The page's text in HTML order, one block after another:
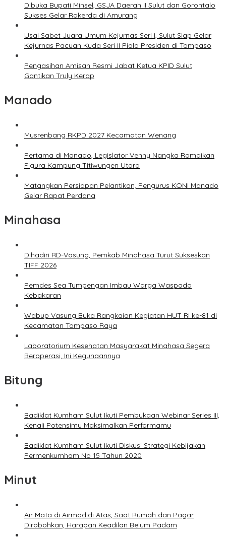
Dibuka Bupati Minsel, GSJA Daerah II Sulut dan Gorontalo
Sukses Gelar Rakerda di Amurang
Usai Sabet Juara Umum Kejurnas Seri I, Sulut Siap Gelar
Kejurnas Pacuan Kuda Seri II Piala Presiden di Tompaso
Pengasihan Amisan Resmi Jabat Ketua KPID Sulut
Gantikan Truly Kerap
Manado
Musrenbang RKPD 2027 Kecamatan Wenang
Pertama di Manado, Legislator Venny Nangka Ramaikan
Figura Kampung Titiwungen Utara
Matangkan Persiapan Pelantikan, Pengurus KONI Manado
Gelar Rapat Perdana
Minahasa
Dihadiri RD-Vasung, Pemkab Minahasa Turut Sukseskan
TIFF 2026
Pemdes Sea Tumpengan Imbau Warga Waspada
Kebakaran
Wabup Vasung Buka Rangkaian Kegiatan HUT RI ke-81 di
Kecamatan Tompaso Raya
Laboratorium Kesehatan Masyarakat Minahasa Segera
Beroperasi, Ini Kegunaannya
Bitung
Badiklat Kumham Sulut Ikuti Pembukaan Webinar Series III,
Kenali Potensimu Maksimalkan Performamu
Badiklat Kumham Sulut Ikuti Diskusi Strategi Kebijakan
Permenkumham No 15 Tahun 2020
Minut
Air Mata di Airmadidi Atas, Saat Rumah dan Pagar
Dirobohkan, Harapan Keadilan Belum Padam